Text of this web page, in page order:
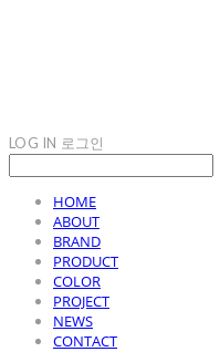
LOG IN 로그인
HOME
ABOUT
BRAND
PRODUCT
COLOR
PROJECT
NEWS
CONTACT